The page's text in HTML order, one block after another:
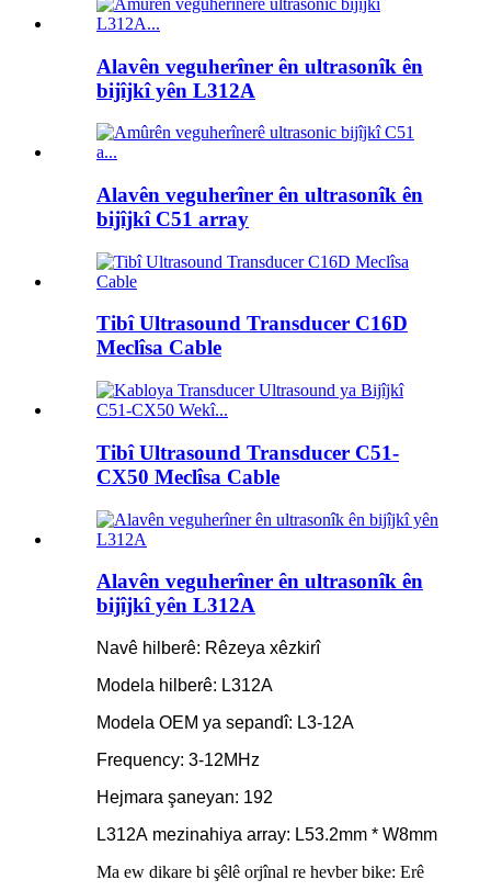
Alavên veguherîner ên ultrasonîk ên
bijîjkî yên L312A
Alavên veguherîner ên ultrasonîk ên
bijîjkî C51 array
Tibî Ultrasound Transducer C16D
Meclîsa Cable
Tibî Ultrasound Transducer C51-
CX50 Meclîsa Cable
Alavên veguherîner ên ultrasonîk ên
bijîjkî yên L312A
Navê hilberê: Rêzeya xêzkirî
Modela hilberê: L312A
Modela OEM ya sepandî: L3-12A
Frequency: 3-12MHz
Hejmara şaneyan: 192
L312A mezinahiya array: L53.2mm * W8mm
Ma ew dikare bi şêlê orjînal re hevber bike: Erê